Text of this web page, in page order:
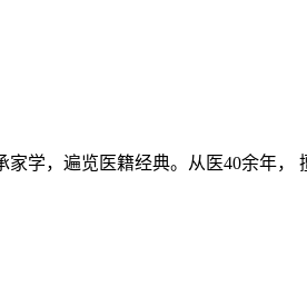
家学，遍览医籍经典。从医40余年